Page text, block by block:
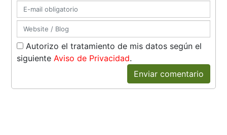
Autorizo el tratamiento de mis datos según el
siguiente Aviso de Privacidad.
Enviar comentario